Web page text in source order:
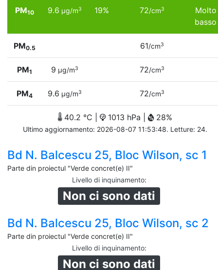
PM10 9.6 µg/m3 19% 72/cm3
Molto
basso
PM0.5 61/cm3
PM1 9 µg/m3 72/cm3
PM4 9.6 µg/m3 72/cm3
40.2 °C | 1013 hPa | 28%
Ultimo aggiornamento: 2026-08-07 11:53:48. Letture: 24.
Bd N. Balcescu 25, Bloc Wilson, sc 1
Parte din proiectul "Verde concret(e) II"
Livello di inquinamento:
Non ci sono dati
Bd N. Balcescu 25, Bloc Wilson, sc 2
Parte din proiectul "Verde concret(e) II"
Livello di inquinamento:
Non ci sono dati